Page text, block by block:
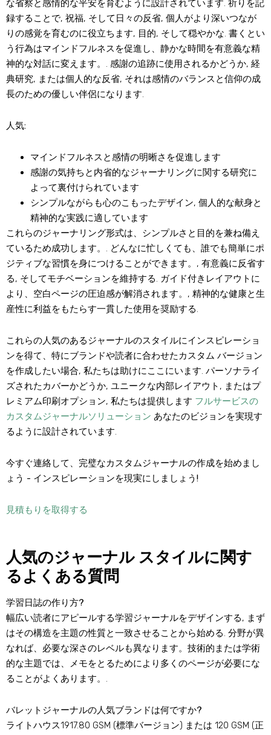
な省察と感情的な平安を育むように設計されています. 祈りを記
録することで, 祝福, そして日々の反省, 個人がより深いつなが
りの感覚を育むのに役立ちます, 目的, そして穏やかな. 書くとい
う行為はマインドフルネスを促進し、静かな時間を有意義な精
神的な対話に変えます。. 感謝の追跡に使用されるかどうか, 経
典研究, または個人的な反省, それは感情のバランスと信仰の成
長のための優しい伴侶になります.
人気:
マインドフルネスと感情の明晰さを促進します
感謝の気持ちと内省的なジャーナリングに関する研究に
よって裏付けられています
シンプルながらも心のこもったデザイン, 個人的な献身と
精神的な実践に適しています
これらのジャーナリング形式は、シンプルさと目的を兼ね備え
ているため成功します。. どんなに忙しくても、誰でも簡単にポ
ジティブな習慣を身につけることができます。, 有意義に反省す
る, そしてモチベーションを維持する. ガイド付きレイアウトに
より、空白ページの圧迫感が解消されます。, 精神的な健康と生
産性に利益をもたらす一貫した使用を奨励する.
これらの人気のあるジャーナルのスタイルにインスピレーショ
ンを得て、特にブランドや読者に合わせたカスタム バージョン
を作成したい場合, 私たちは助けにここにいます. パーソナライ
ズされたカバーかどうか, ユニークな内部レイアウト, またはプ
レミアム印刷オプション, 私たちは提供します フルサービスの
カスタムジャーナルソリューション あなたのビジョンを実現す
るように設計されています.
今すぐ連絡して、完璧なカスタムジャーナルの作成を始めまし
ょう - インスピレーションを現実にしましょう!
見積もりを取得する
人気のジャーナル スタイルに関す
るよくある質問
学習日誌の作り方?
幅広い読者にアピールする学習ジャーナルをデザインする, まず
はその構造を主題の性質と一致させることから始める. 分野が異
なれば、必要な深さのレベルも異なります。技術的または学術
的な主題では、メモをとるためにより多くのページが必要にな
ることがよくあります。.
バレットジャーナルの人気ブランドは何ですか?
ライトハウス1917.80 GSM (標準バージョン) または 120 GSM (正